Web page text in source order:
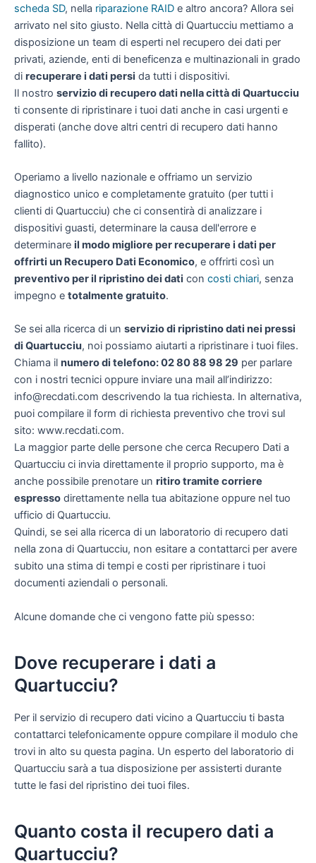
scheda SD, nella riparazione RAID e altro ancora? Allora sei
arrivato nel sito giusto. Nella città di Quartucciu mettiamo a
disposizione un team di esperti nel recupero dei dati per
privati, aziende, enti di beneficenza e multinazionali in grado
di recuperare i dati persi da tutti i dispositivi.
Il nostro servizio di recupero dati nella città di Quartucciu
ti consente di ripristinare i tuoi dati anche in casi urgenti e
disperati (anche dove altri centri di recupero dati hanno
fallito).
Operiamo a livello nazionale e offriamo un servizio
diagnostico unico e completamente gratuito (per tutti i
clienti di Quartucciu) che ci consentirà di analizzare i
dispositivi guasti, determinare la causa dell'errore e
determinare il modo migliore per recuperare i dati per
offrirti un Recupero Dati Economico, e offrirti così un
preventivo per il ripristino dei dati con costi chiari, senza
impegno e totalmente gratuito.
Se sei alla ricerca di un servizio di ripristino dati nei pressi
di Quartucciu, noi possiamo aiutarti a ripristinare i tuoi files.
Chiama il numero di telefono: 02 80 88 98 29 per parlare
con i nostri tecnici oppure inviare una mail all’indirizzo:
info@recdati.com descrivendo la tua richiesta. In alternativa,
puoi compilare il form di richiesta preventivo che trovi sul
sito: www.recdati.com.
La maggior parte delle persone che cerca Recupero Dati a
Quartucciu ci invia direttamente il proprio supporto, ma è
anche possibile prenotare un ritiro tramite corriere
espresso direttamente nella tua abitazione oppure nel tuo
ufficio di Quartucciu.
Quindi, se sei alla ricerca di un laboratorio di recupero dati
nella zona di Quartucciu, non esitare a contattarci per avere
subito una stima di tempi e costi per ripristinare i tuoi
documenti aziendali o personali.
Alcune domande che ci vengono fatte più spesso:
Dove recuperare i dati a
Quartucciu?
Per il servizio di recupero dati vicino a Quartucciu ti basta
contattarci telefonicamente oppure compilare il modulo che
trovi in alto su questa pagina. Un esperto del laboratorio di
Quartucciu sarà a tua disposizione per assisterti durante
tutte le fasi del ripristino dei tuoi files.
Quanto costa il recupero dati a
Quartucciu?